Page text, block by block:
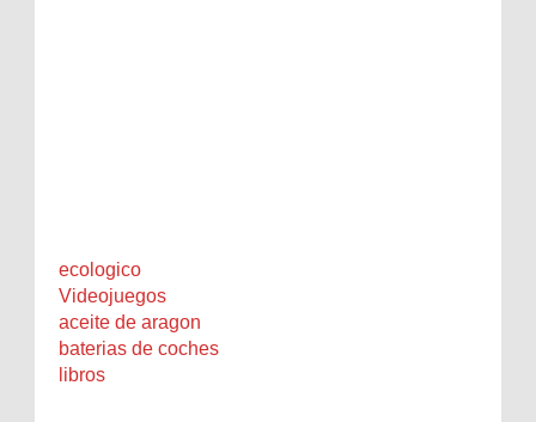
ecologico
Videojuegos
aceite de aragon
baterias de coches
libros